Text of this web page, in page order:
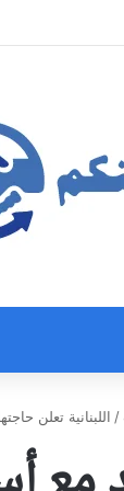
/ اللبنانية تعلن